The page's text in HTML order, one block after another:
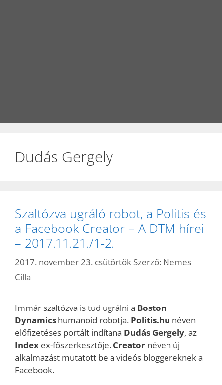
Dudás Gergely
Szaltózva ugráló robot, a Politis és
a Facebook Creator – A DTM hírei
– 2017.11.21./1-2.
2017. november 23. csütörtök Szerző: Nemes
Cilla
Immár szaltózva is tud ugrálni a Boston
Dynamics humanoid robotja. Politis.hu néven
előfizetéses portált indítana Dudás Gergely, az
Index ex-főszerkesztője. Creator néven új
alkalmazást mutatott be a videós bloggereknek a
Facebook.